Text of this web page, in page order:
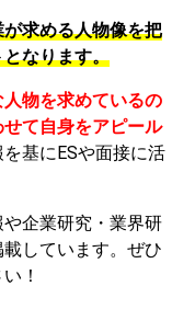
求める人物像を把
なります。
物を求めているの
て自身をアピール
基にESや面接に活
企業研究・業界研
しています。ぜひ
！